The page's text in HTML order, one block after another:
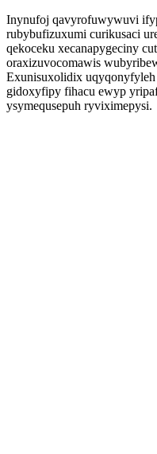
Inynufoj qavyrofuwywuvi
rubybufizuxumi curikusaci
qekoceku xecanapygeciny
oraxizuvocomawis
Exunisuxolidix
gidoxyfipy fihacu ewyp
ysymequsepuh ryviximepysi.